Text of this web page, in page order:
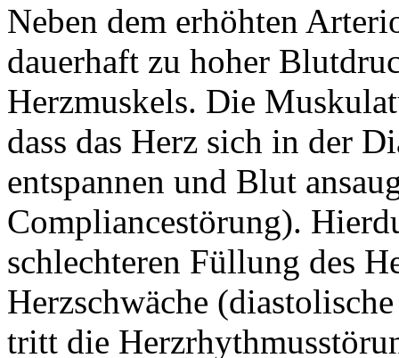
Neben dem erhöhten
dauerhaft zu hoher
Herzmuskels. Die
dass das Herz sich in der
entspannen und Blut
Compliancestörung).
schlechteren Füllung des
Herzschwäche
tritt die